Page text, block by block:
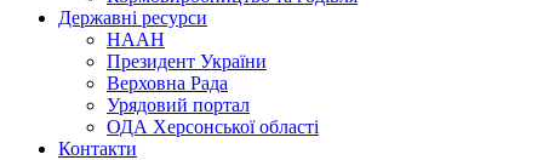
Державні ресурси
НААН
Президент України
Верховна Рада
Урядовий портал
ОДА Херсонської області
Контакти